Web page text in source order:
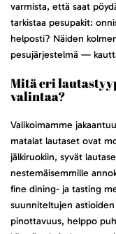
varmista, että saat
tarkistaa pesupakit:
helposti? Näiden
pesujärjestelmä —
Mitä eri
valintaa?
Valikoimamme
matalat lautaset ovat
jälkiruokiin, syvät
nestemäisemmille
fine dining- ja tasting
suunniteltujen astioiden
pinottavuus, helppo